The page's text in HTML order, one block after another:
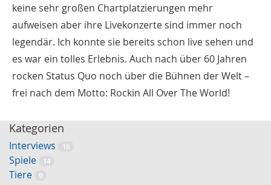
keine sehr großen Chartplatzierungen mehr
aufweisen aber ihre Livekonzerte sind immer noch
legendär. Ich konnte sie bereits schon live sehen und
es war ein tolles Erlebnis. Auch nach über 60 Jahren
rocken Status Quo noch über die Bühnen der Welt –
frei nach dem Motto: Rockin All Over The World!
Kategorien
Interviews 16
Spiele 14
Tiere 9